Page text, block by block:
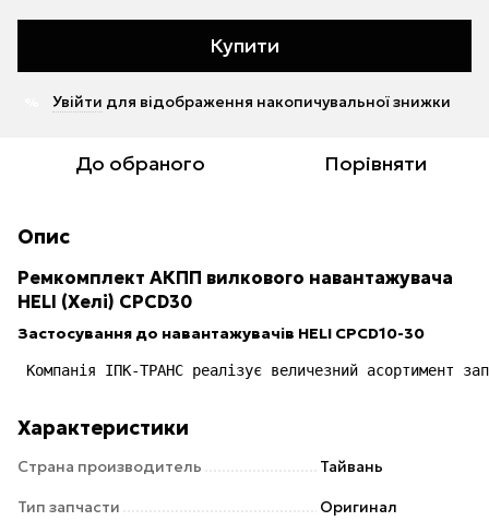
Купити
Увійти для відображення накопичувальної знижки
До обраного Порівняти
Опис
Ремкомплект АКПП вилкового навантажувача
HELI (Хелі) CPCD30
Застосування до навантажувачів HELI CPCD10-30
Компанія ІПК-ТРАНС реалізує величезний асортимент
Характеристики
Страна производитель Тайвань
Тип запчасти Оригинал